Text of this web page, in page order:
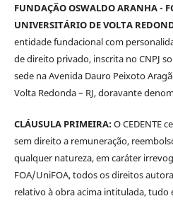
FUNDAÇÃO OSWALDO ARANHA -
UNIVERSITÁRIO DE VOLTA
entidade fundacional com
de direito privado, inscrita no CNPJ
sede na Avenida Dauro Peixoto
Volta Redonda – RJ, doravante
CLÁUSULA PRIMEIRA:O CEDENTE
sem direito a remuneração,
qualquer natureza, em caráter
FOA/UniFOA, todos os direitos
relativo à obra acima intitulada, tudo